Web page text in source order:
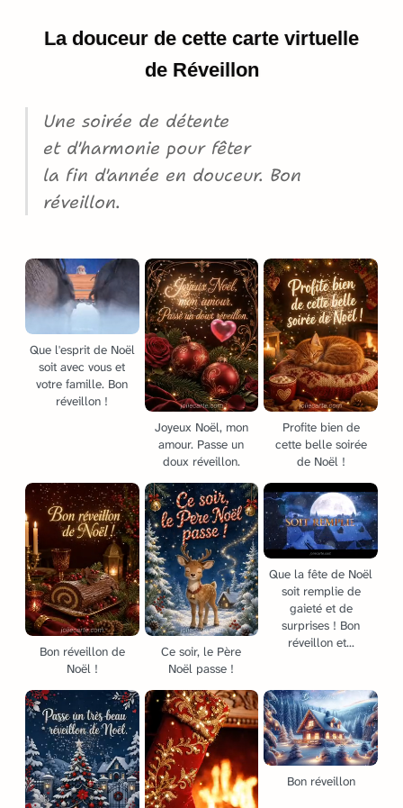
La douceur de cette carte virtuelle
de Réveillon
Une soirée de détente
et d'harmonie pour fêter
la fin d'année en douceur. Bon
réveillon.
Que l'esprit de Noël
soit avec vous et
votre famille. Bon
réveillon !
Joyeux Noël, mon
amour. Passe un
doux réveillon.
Profite bien de
cette belle soirée
de Noël !
Bon réveillon de
Noël !
Ce soir, le Père
Noël passe !
Que la fête de Noël
soit remplie de
gaieté et de
surprises ! Bon
réveillon et...
Bon réveillon